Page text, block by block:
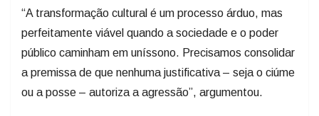
“A transformação cultural é um processo árduo, mas
perfeitamente viável quando a sociedade e o poder
público caminham em uníssono. Precisamos consolidar
a premissa de que nenhuma justificativa – seja o ciúme
ou a posse – autoriza a agressão”, argumentou.